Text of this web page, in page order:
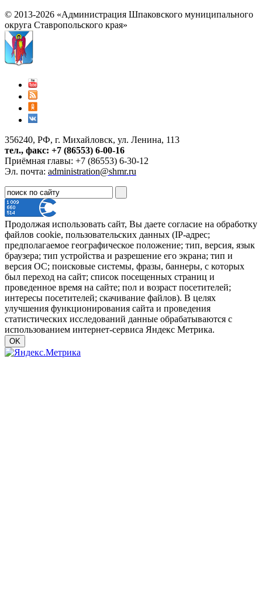
© 2013-2026 «Администрация Шпаковского муниципального
округа Ставропольского края»
356240, РФ, г. Михайловск, ул. Ленина, 113
тел., факс: +7 (86553) 6-00-16
Приёмная главы: +7 (86553) 6-30-12
Эл. почта: administration@shmr.ru
Продолжая использовать сайт, Вы даете согласие на обработку
файлов cookie, пользовательских данных (IP-адрес;
предполагаемое географическое положение; тип, версия, язык
браузера; тип устройства и разрешение его экрана; тип и
версия ОС; поисковые системы, фразы, баннеры, с которых
был переход на сайт; список посещенных страниц и
проведенное время на сайте; пол и возраст посетителей;
интересы посетителей; скачивание файлов). В целях
улучшения функционирования сайта и проведения
статистических исследований данные обрабатываются с
использованием интернет-сервиса Яндекс Метрика.
OK